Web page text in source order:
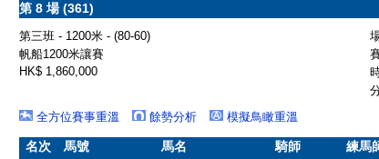
第 8 場 (361)
第三班 - 1200米 - (80-60)
帆船1200米讓賽
HK$ 1,860,000
全方位賽事重溫 餘勢分析 模擬鳥瞰重溫
名次 馬號 馬名 騎師 練馬